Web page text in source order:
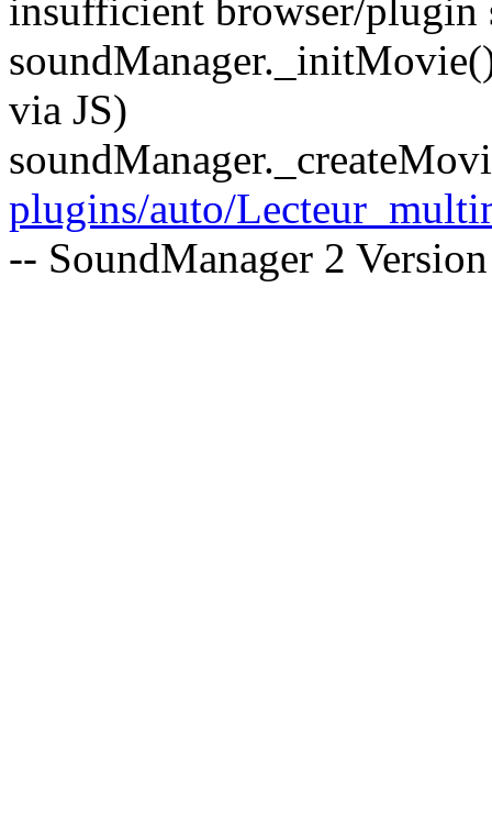
insufficient browser/
via JS)
plugins/auto/
-- SoundManager 2